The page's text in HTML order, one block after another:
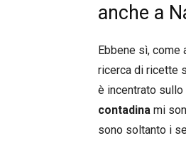
anche a
Ebbene sì, come
ricerca di ricette
è incentrato
contadina mi
sono soltanto i